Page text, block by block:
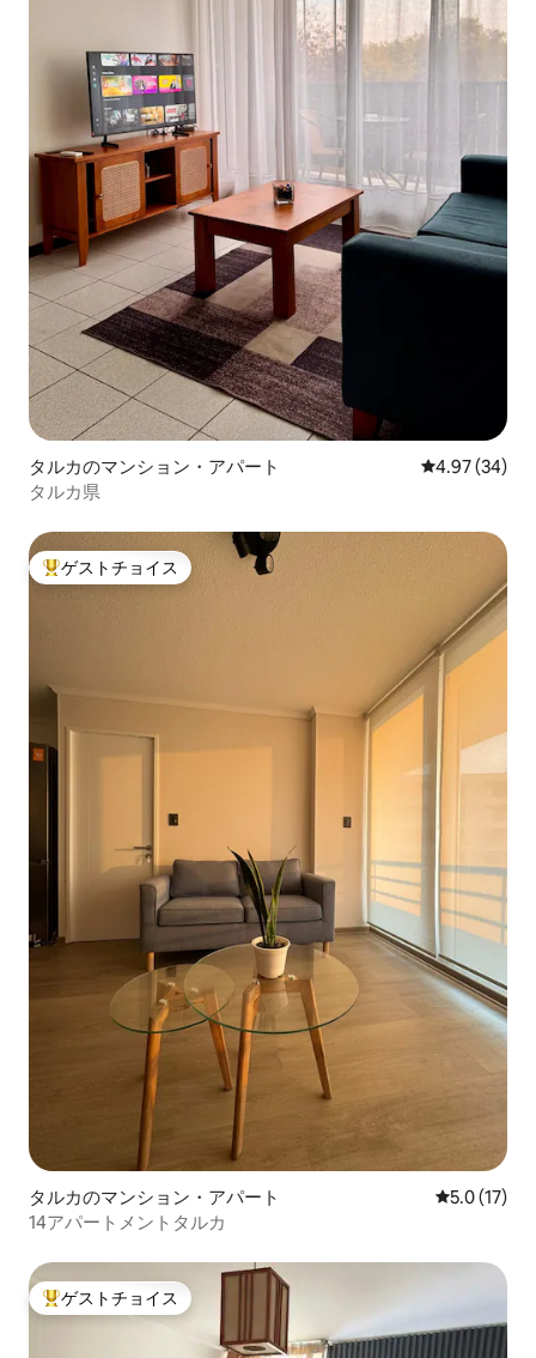
タルカのマンション・アパート レビュー34
4.97 (34)
タルカ県
大好評のゲストチョイスです。
ゲストチョイス
タルカのマンション・アパート レビュー17
5.0 (17)
14アパートメントタルカ
大好評のゲストチョイスです。
ゲストチョイス